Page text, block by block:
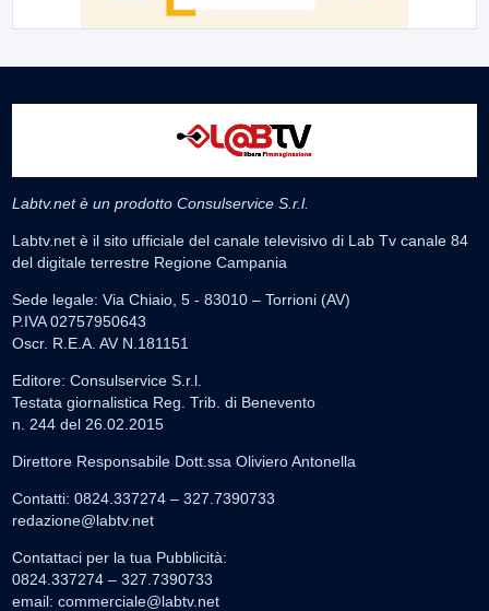
Labtv.net è un prodotto Consulservice S.r.l.
Labtv.net è il sito ufficiale del canale televisivo di Lab Tv canale 84
del digitale terrestre Regione Campania
Sede legale: Via Chiaio, 5 - 83010 – Torrioni (AV)
P.IVA 02757950643
Oscr. R.E.A. AV N.181151
Editore: Consulservice S.r.l.
Testata giornalistica Reg. Trib. di Benevento
n. 244 del 26.02.2015
Direttore Responsabile Dott.ssa Oliviero Antonella
Contatti: 0824.337274 – 327.7390733
redazione@labtv.net
Contattaci per la tua Pubblicità:
0824.337274 – 327.7390733
email: commerciale@labtv.net